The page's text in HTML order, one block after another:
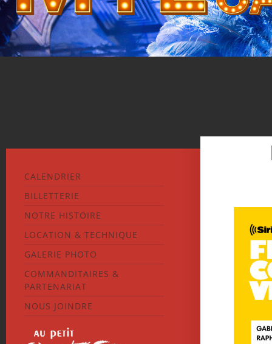
CALENDRIER
BILLETTERIE
NOTRE HISTOIRE
LOCATION & TECHNIQUE
GALERIE PHOTO
COMMANDITAIRES &
PARTENARIAT
NOUS JOINDRE